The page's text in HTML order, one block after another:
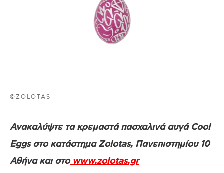
©ZOLOTAS
Ανακαλύψτε τα κρεμαστά πασχαλινά αυγά Cool
Eggs στο κατάστημα Zolotas, Πανεπιστημίου 10
Αθήνα και στοwww.zolotas.gr